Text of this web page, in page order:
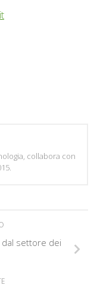
collabora con
dal settore dei